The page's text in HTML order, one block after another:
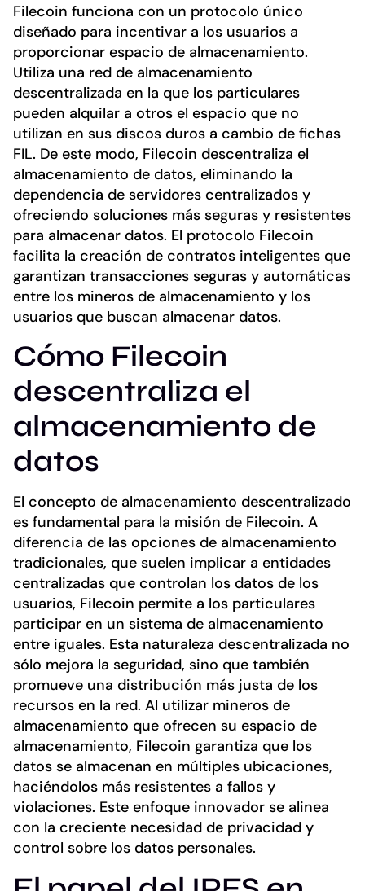
Filecoin funciona con un protocolo único
diseñado para incentivar a los usuarios a
proporcionar espacio de almacenamiento.
Utiliza una red de almacenamiento
descentralizada en la que los particulares
pueden alquilar a otros el espacio que no
utilizan en sus discos duros a cambio de fichas
FIL. De este modo, Filecoin descentraliza el
almacenamiento de datos, eliminando la
dependencia de servidores centralizados y
ofreciendo soluciones más seguras y resistentes
para almacenar datos. El protocolo Filecoin
facilita la creación de contratos inteligentes que
garantizan transacciones seguras y automáticas
entre los mineros de almacenamiento y los
usuarios que buscan almacenar datos.
Cómo Filecoin
descentraliza el
almacenamiento de
datos
El concepto de almacenamiento descentralizado
es fundamental para la misión de Filecoin. A
diferencia de las opciones de almacenamiento
tradicionales, que suelen implicar a entidades
centralizadas que controlan los datos de los
usuarios, Filecoin permite a los particulares
participar en un sistema de almacenamiento
entre iguales. Esta naturaleza descentralizada no
sólo mejora la seguridad, sino que también
promueve una distribución más justa de los
recursos en la red. Al utilizar mineros de
almacenamiento que ofrecen su espacio de
almacenamiento, Filecoin garantiza que los
datos se almacenan en múltiples ubicaciones,
haciéndolos más resistentes a fallos y
violaciones. Este enfoque innovador se alinea
con la creciente necesidad de privacidad y
control sobre los datos personales.